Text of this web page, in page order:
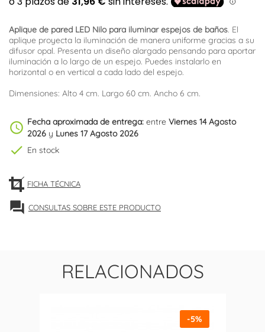
Aplique de pared LED Nilo para iluminar espejos de baños. El
aplique proyecta la iluminación de manera uniforme gracias a su
difusor opal. Presenta un diseño alargado pensando para aportar
iluminación a lo largo de un espejo. Puedes instalarlo en
horizontal o en vertical a cada lado del espejo.
Dimensiones: Alto 4 cm. Largo 60 cm. Ancho 6 cm.
schedule Fecha aproximada de entrega: entre Viernes 14 Agosto
2026 y Lunes 17 Agosto 2026
check En stock
FICHA TÉCNICA
forum CONSULTAS SOBRE ESTE PRODUCTO
RELACIONADOS
-5%